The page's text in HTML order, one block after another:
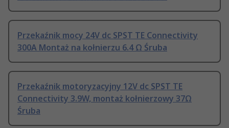
Przekaźnik mocy 24V dc SPST TE Connectivity
300A Montaż na kołnierzu 6.4 Ω Śruba
Przekaźnik motoryzacyjny 12V dc SPST TE
Connectivity 3.9W, montaż kołnierzowy 37Ω
Śruba